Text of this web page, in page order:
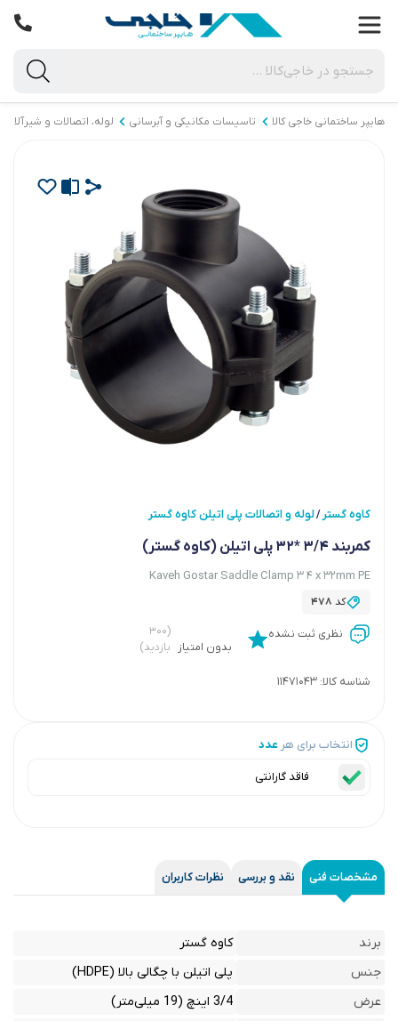
هایپر ساختمانی خاجی‌ کالا تاسیسات مکانیکی و آبرسانی لوله، اتصالات و شیرآلات
کاوه گستر /لوله و اتصالات پلی اتیلن کاوه گستر
کمربند 3/4 *32 پلی اتیلن (کاوه گستر)
Kaveh Gostar Saddle Clamp 3 4 x 32mm PE
کد 478
نظری ثبت نشده
بدون امتیاز
(۳۰۰
بازدید)
شناسه کالا: 11471043
انتخاب برای هر عدد
فاقد گارانتی
مشخصات فنی نقد و بررسی نظرات کاربران
برند
کاوه گستر
جنس
پلی اتیلن با چگالی بالا (HDPE)
عرض
3/4 اینچ (19 میلی‌متر)